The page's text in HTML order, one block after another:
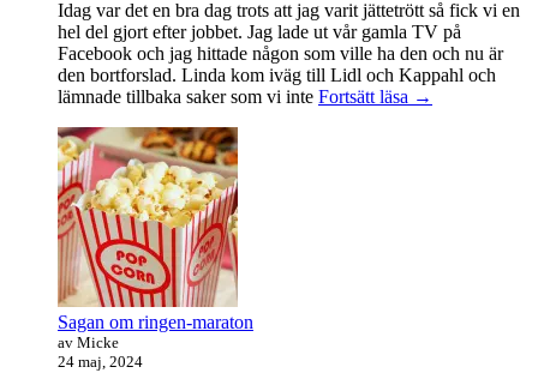
Idag var det en bra dag trots att jag varit jättetrött så fick vi en
hel del gjort efter jobbet. Jag lade ut vår gamla TV på
Facebook och jag hittade någon som ville ha den och nu är
den bortforslad. Linda kom iväg till Lidl och Kappahl och
lämnade tillbaka saker som vi inte Fortsätt läsa Idag
→
Sagan om ringen-maraton
av Micke
24 maj, 2024